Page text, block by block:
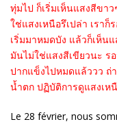
ทุ่มไป ก็เริ่มเห็นแสงสีขา
ใช่แสงเหนือรึเปล่า เรา
เริ่มมาหมดบัง แล้วก็เห็น
มันไม่ใช่แสงสีเขียวนะ ร
ปากแข็งไปหมดแล้ววว ถ่
น้ำตก ปฏิบัติการดูแสงเห
Le 28 février, nous